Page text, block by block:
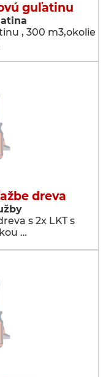
guľatinu
, 300 m3,okolie
dreva
s 2x LKT s
…